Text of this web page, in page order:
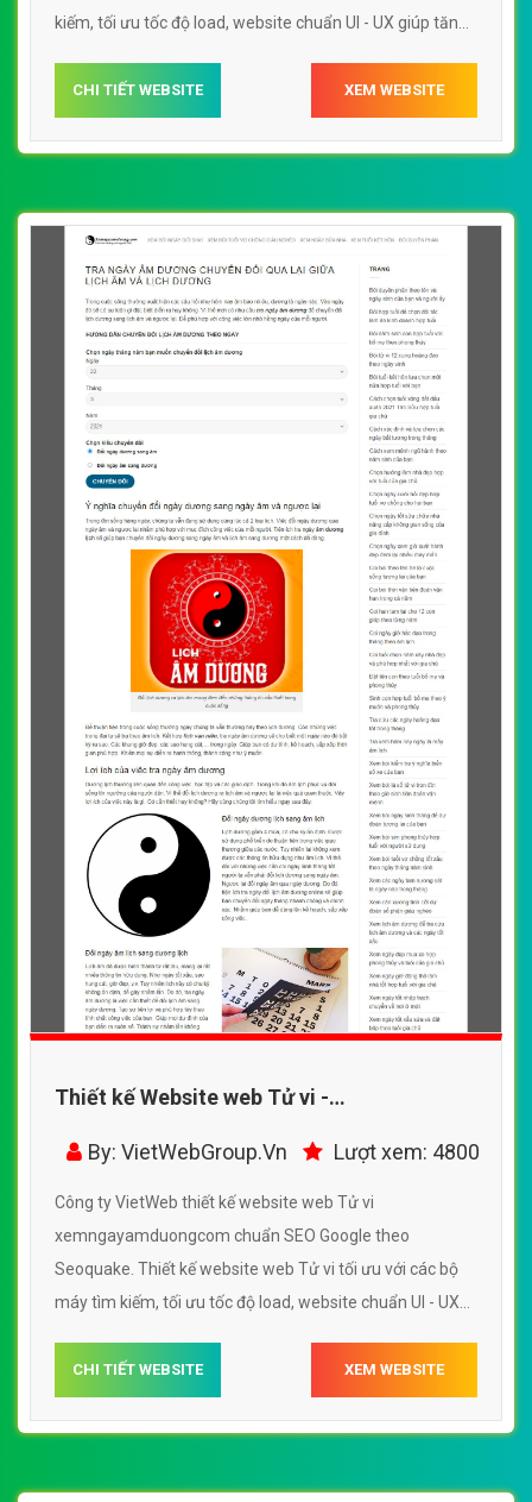
kiếm, tối ưu tốc độ load, website chuẩn UI - UX giúp tăng
wwwtuvigiaanonline
CHI TIẾT WEBSITE XEM WEBSITE
Thiết kế Website web Tử vi -
xemngayamduongcom
By: VietWebGroup.Vn Lượt xem: 4800
Công ty VietWeb thiết kế website web Tử vi
xemngayamduongcom chuẩn SEO Google theo
Seoquake. Thiết kế website web Tử vi tối ưu với các bộ
máy tìm kiếm, tối ưu tốc độ load, website chuẩn UI - UX
xemngayamduongcom
CHI TIẾT WEBSITE XEM WEBSITE